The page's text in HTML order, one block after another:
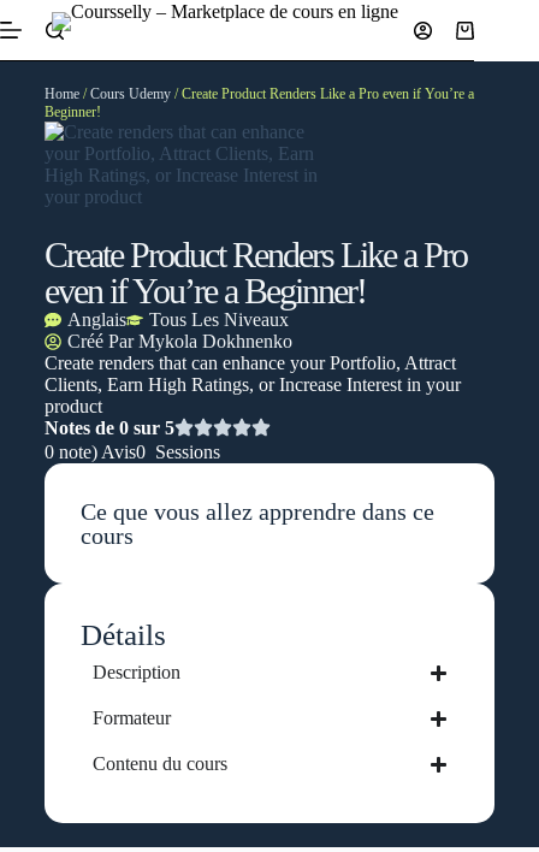
Home/Cours Udemy/ Create Product Renders Like a Pro even if You’re a
Beginner!
Create Product Renders Like a Pro
even if You’re a Beginner!
Anglais
Tous Les Niveaux
Créé ParMykola Dokhnenko
Create renders that can enhance your Portfolio, Attract
Clients, Earn High Ratings, or Increase Interest in your
product
Notes de 0 sur 5
0 note) Avis0 Sessions
Ce que vous allez apprendre dans ce
cours
Détails
Description
Formateur
Contenu du cours